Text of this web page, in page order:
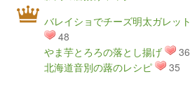
バレイショでチーズ明太ガレット
48
やま芋とろろの落とし揚げ
36
北海道音別の蕗のレシピ
35